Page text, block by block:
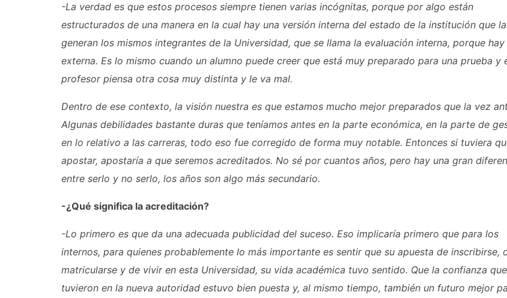
-La verdad es que estos procesos siempre tienen varias incógnitas, porque por algo están
estructurados de una manera en la cual hay una versión interna del estado de la institución que la
generan los mismos integrantes de la Universidad, que se llama la evaluación interna, porque
externa. Es lo mismo cuando un alumno puede creer que está muy preparado para una prueba y
profesor piensa otra cosa muy distinta y le va mal.
Dentro de ese contexto, la visión nuestra es que estamos mucho mejor preparados que la vez
Algunas debilidades bastante duras que teníamos antes en la parte económica, en la parte de
en lo relativo a las carreras, todo eso fue corregido de forma muy notable. Entonces si tuviera
apostar, apostaría a que seremos acreditados. No sé por cuantos años, pero hay una gran
entre serlo y no serlo, los años son algo más secundario.
-¿Qué significa la acreditación?
-Lo primero es que da una adecuada publicidad del suceso. Eso implicaría primero que para los
internos, para quienes probablemente lo más importante es sentir que su apuesta de inscribirse,
matricularse y de vivir en esta Universidad, su vida académica tuvo sentido. Que la confianza que
tuvieron en la nueva autoridad estuvo bien puesta y, al mismo tiempo, también un futuro mejor